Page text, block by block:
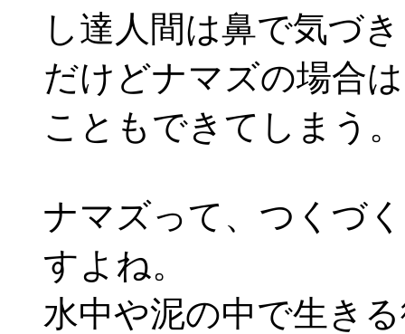
し達人間は鼻で気づ
だけどナマズの場合
こともできてしまう。
ナマズって、つくづ
すよね。
水中や泥の中で生き